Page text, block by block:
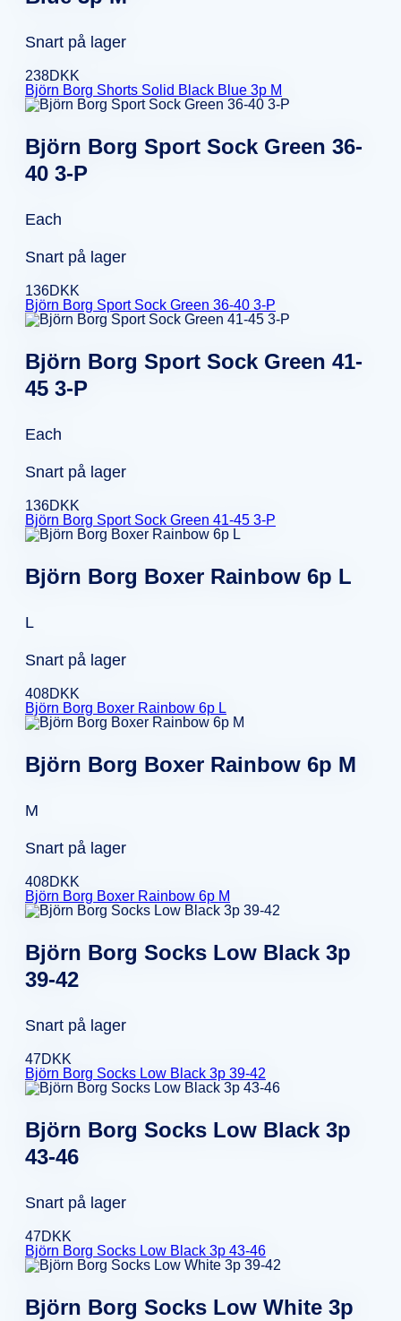
Snart på lager
238DKK
Björn Borg Shorts Solid Black Blue 3p M
Björn Borg Sport Sock Green 36-
40 3-P
Each
Snart på lager
136DKK
Björn Borg Sport Sock Green 36-40 3-P
Björn Borg Sport Sock Green 41-
45 3-P
Each
Snart på lager
136DKK
Björn Borg Sport Sock Green 41-45 3-P
Björn Borg Boxer Rainbow 6p L
L
Snart på lager
408DKK
Björn Borg Boxer Rainbow 6p L
Björn Borg Boxer Rainbow 6p M
M
Snart på lager
408DKK
Björn Borg Boxer Rainbow 6p M
Björn Borg Socks Low Black 3p
39-42
Snart på lager
47DKK
Björn Borg Socks Low Black 3p 39-42
Björn Borg Socks Low Black 3p
43-46
Snart på lager
47DKK
Björn Borg Socks Low Black 3p 43-46
Björn Borg Socks Low White 3p